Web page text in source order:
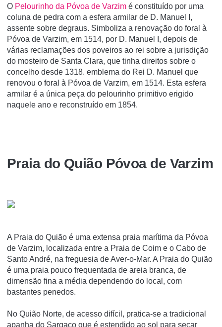
O Pelourinho da Póvoa de Varzim é constituí­do por uma
coluna de pedra com a esfera armilar de D. Manuel I,
assente sobre degraus. Simboliza a renovação do foral à
Póvoa de Varzim, em 1514, por D. Manuel I, depois de
várias reclamações dos poveiros ao rei sobre a jurisdição
do mosteiro de Santa Clara, que tinha direitos sobre o
concelho desde 1318. emblema do Rei D. Manuel que
renovou o foral à Póvoa de Varzim, em 1514. Esta esfera
armilar é a única peça do pelourinho primitivo erigido
naquele ano e reconstruído em 1854.
Praia do Quião Póvoa de Varzim
A Praia do Quião é uma extensa praia marí­tima da Póvoa
de Varzim, localizada entre a Praia de Coim e o Cabo de
Santo André, na freguesia de Aver-o-Mar. A Praia do Quião
é uma praia pouco frequentada de areia branca, de
dimensão fina a média dependendo do local, com
bastantes penedos.
No Quião Norte, de acesso difí­cil, pratica-se a tradicional
apanha do Sargaço que é estendido ao sol para secar